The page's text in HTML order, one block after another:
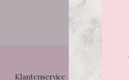
Klantenservice